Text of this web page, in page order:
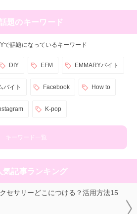
題のキーワード
で話題になっているキーワード
DIY EFM EMMARYバイト
バイト Facebook How to
K-pop
キーワード一覧
気記事ランキング
セサリーどこにつける？活用方法15